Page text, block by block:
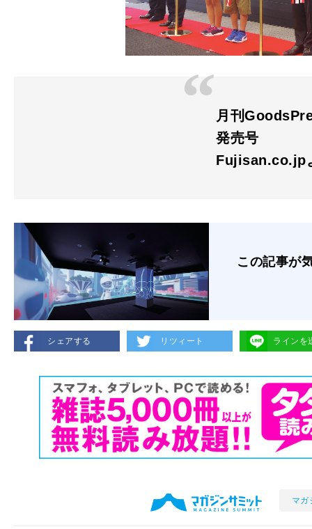
月刊
発売号
Fujisan.co.jp
この記事が
シェアする リツィート ラインを
マガ